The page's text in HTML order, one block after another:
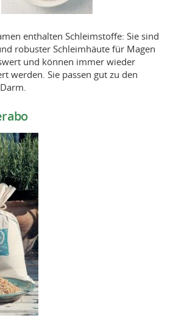
enthalten Schleimstoffe: Sie sind
robuster Schleimhäute für Magen
und können immer wieder
werden. Sie passen gut zu den